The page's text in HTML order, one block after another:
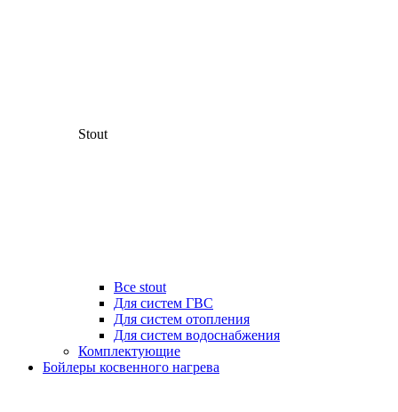
Stout
Все stout
Для систем ГВС
Для систем отопления
Для систем водоснабжения
Комплектующие
Бойлеры косвенного нагрева